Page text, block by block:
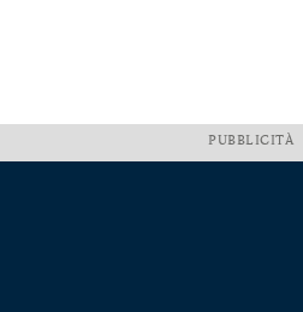
PUBBLICITÀ